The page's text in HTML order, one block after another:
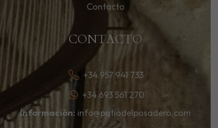
Contacto
CONTACTO
+34 957 941 733
+34 693 561 270
Información: info@patiodelposadero.com